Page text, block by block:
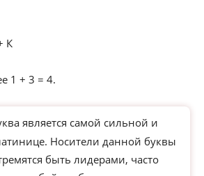
К
1 + 3 = 4.
является самой сильной и
Носители данной буквы
быть лидерами, часто